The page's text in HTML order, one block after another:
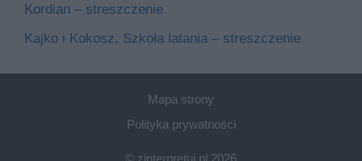
Kordian – streszczenie
Kajko i Kokosz. Szkoła latania – streszczenie
Mapa strony
Polityka prywatności
© zinterpretuj.pl 2026